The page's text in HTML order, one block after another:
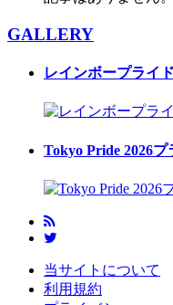
GALLERY
レインボープライ
Tokyo Pride 2026プ
当サイトについて
利用規約